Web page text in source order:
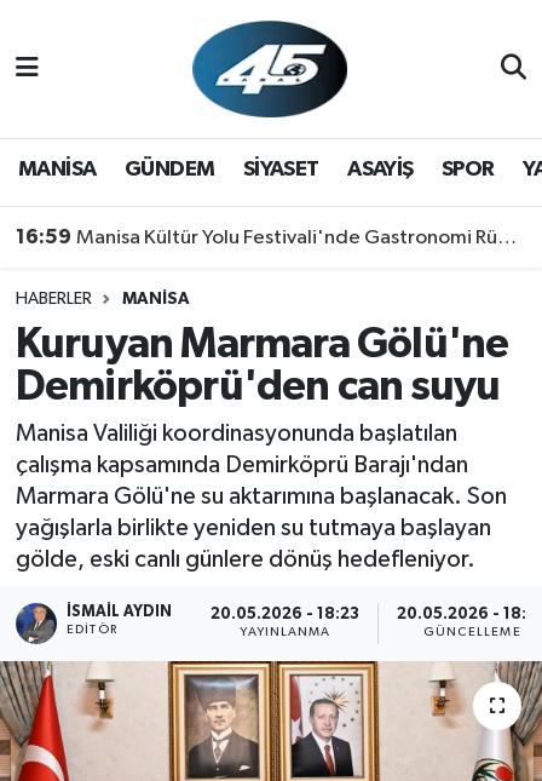
MANİSA GÜNDEM SİYASET ASAYİŞ SPOR
16:59 Manisa Kültür Yolu Festivali'nde Gastronomi Rüzgarı: Lezzetin Yıldızı "Manisa Kebabı" Oldu!
HABERLER MANİSA
Kuruyan Marmara Gölü'ne
Demirköprü'den can suyu
Manisa Valiliği koordinasyonunda başlatılan
çalışma kapsamında Demirköprü Barajı'ndan
Marmara Gölü'ne su aktarımına başlanacak. Son
yağışlarla birlikte yeniden su tutmaya başlayan
gölde, eski canlı günlere dönüş hedefleniyor.
İSMAIL AYDIN
EDITÖR
20.05.2026 - 18:23
YAYINLANMA
20.05.2026 -
GÜNCELLEME
GÜNDEM
SPOR
YAŞAM
RESMİ REKLAM
Hava Durumu
Trafik Durumu
Son Dakika Haberleri
Haber Arşivi